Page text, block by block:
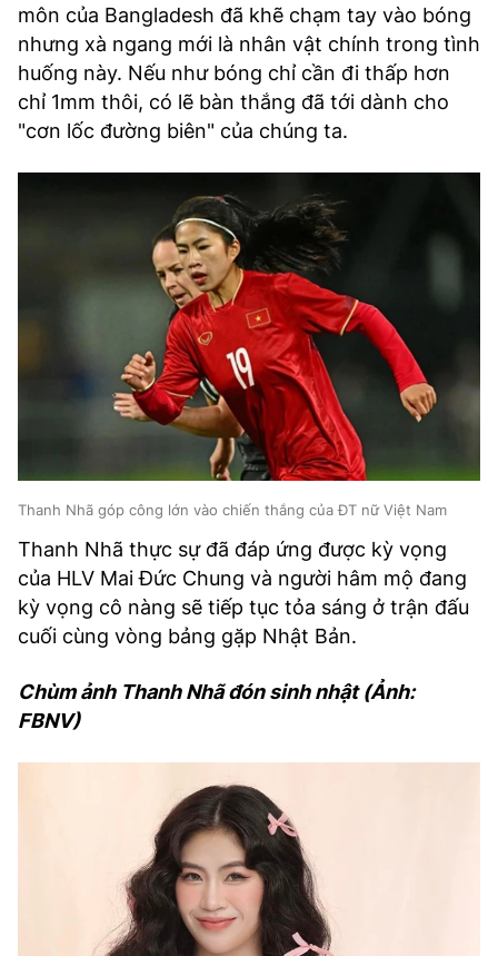
môn của Bangladesh đã khẽ chạm tay vào bóng
nhưng xà ngang mới là nhân vật chính trong tình
huống này. Nếu như bóng chỉ cần đi thấp hơn
chỉ 1mm thôi, có lẽ bàn thắng đã tới dành cho
"cơn lốc đường biên" của chúng ta.
Thanh Nhã góp công lớn vào chiến thắng của ĐT nữ Việt Nam
Thanh Nhã thực sự đã đáp ứng được kỳ vọng
của HLV Mai Đức Chung và người hâm mộ đang
kỳ vọng cô nàng sẽ tiếp tục tỏa sáng ở trận đấu
cuối cùng vòng bảng gặp Nhật Bản.
Chùm ảnh Thanh Nhã đón sinh nhật (Ảnh:
FBNV)